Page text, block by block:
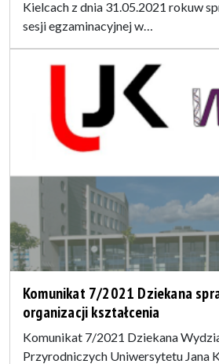
Kielcach z dnia 31.05.2021 rokuw
sesji egzaminacyjnej w…
Komunikat 7/2021 Dziekana
organizacji kształcenia
Komunikat 7/2021 Dziekana
Przyrodniczych Uniwersytetu Jana